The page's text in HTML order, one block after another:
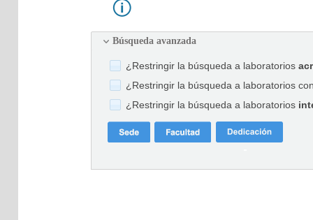
Búsqueda avanzada
¿Restringir la búsqueda a laboratorios
¿Restringir la búsqueda a laboratorios
¿Restringir la búsqueda a laboratorios